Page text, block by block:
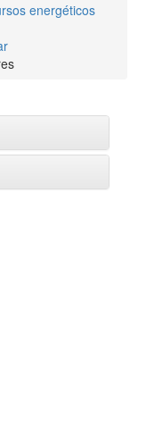
energéticos